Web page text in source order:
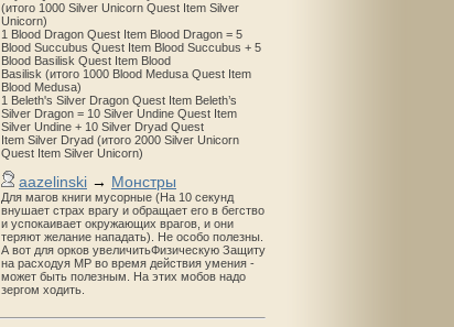
(итого 1000 Silver Unicorn Quest Item Silver
Unicorn)
1 Blood Dragon Quest Item Blood Dragon = 5
Blood Succubus Quest Item Blood Succubus + 5
Blood Basilisk Quest Item Blood
Basilisk (итого 1000 Blood Medusa Quest Item
Blood Medusa)
1 Beleth's Silver Dragon Quest Item Beleth’s
Silver Dragon = 10 Silver Undine Quest Item
Silver Undine + 10 Silver Dryad Quest
Item Silver Dryad (итого 2000 Silver Unicorn
Quest Item Silver Unicorn)
aazelinski → Монстры
Для магов книги мусорные (На 10 секунд
внушает страх врагу и обращает его в бегство
и успокаивает окружающих врагов, и они
теряют желание нападать). Не особо полезны.
А вот для орков увеличитьФизическую Защиту
на расходуя MP во время действия умения -
может быть полезным. На этих мобов надо
зергом ходить.